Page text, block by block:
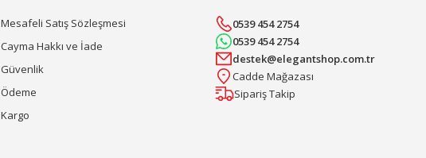
Mesafeli Satış Sözleşmesi
Cayma Hakkı ve İade
Güvenlik
Ödeme
Kargo
0539 454 2754
0539 454 2754
destek@elegantshop.com.tr
Cadde Mağazası
Sipariş Takip